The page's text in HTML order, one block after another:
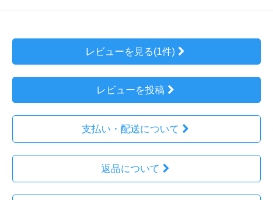
レビューを見る(1件)
レビューを投稿
支払い・配送について
返品について